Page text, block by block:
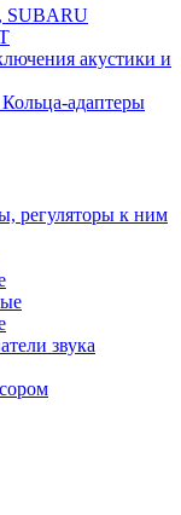
SUBARU
акустики и
адаптеры
регуляторы к ним
звука